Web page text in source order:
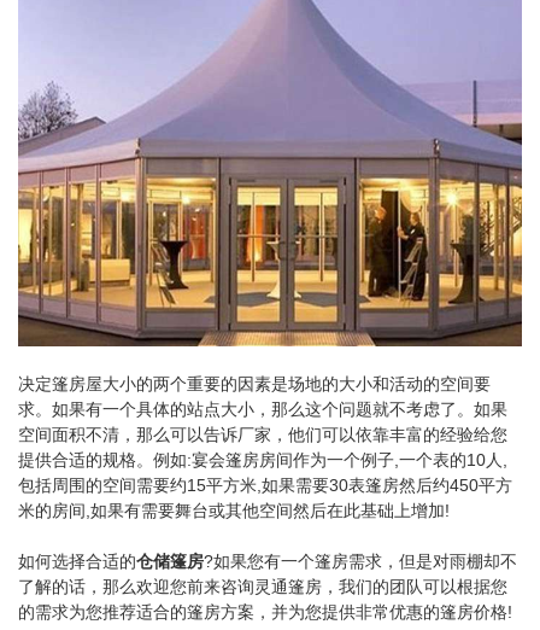
决定篷房屋大小的两个重要的因素是场地的大小和活动的空间要
求。如果有一个具体的站点大小，那么这个问题就不考虑了。如果
空间面积不清，那么可以告诉厂家，他们可以依靠丰富的经验给您
提供合适的规格。例如:宴会篷房房间作为一个例子,一个表的10人,
包括周围的空间需要约15平方米,如果需要30表篷房然后约450平方
米的房间,如果有需要舞台或其他空间然后在此基础上增加!
如何选择合适的仓储篷房?如果您有一个篷房需求，但是对雨棚却不
了解的话，那么欢迎您前来咨询灵通篷房 ，我们的团队可以根据您
的需求为您推荐适合的篷房方案，并为您提供非常优惠的篷房价格!